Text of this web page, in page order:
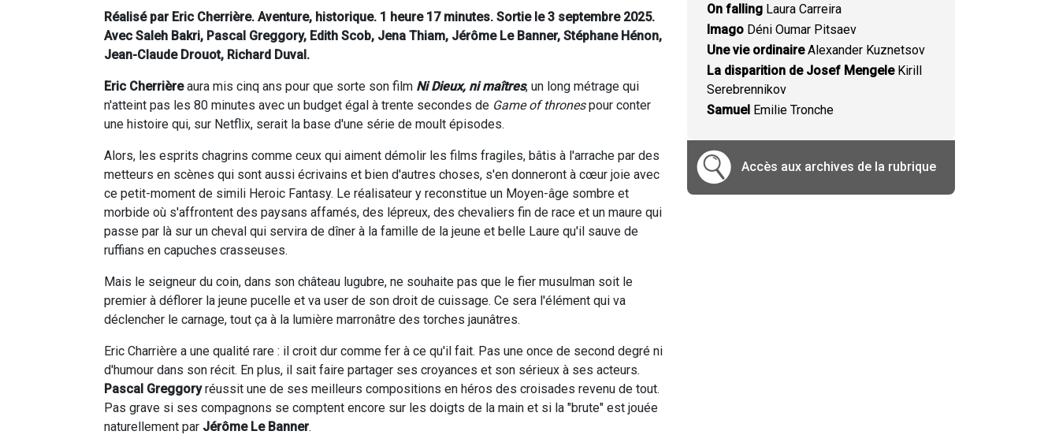
Réalisé par Eric Cherrière. Aventure, historique. 1 heure 17 minutes. Sortie le 3 septembre 2025.
Avec Saleh Bakri, Pascal Greggory, Edith Scob, Jena Thiam, Jérôme Le Banner, Stéphane Hénon,
Jean-Claude Drouot, Richard Duval.
Eric Cherrièreaura mis cinq ans pour que sorte son film Ni Dieux, ni maîtres, un long métrage qui
n'atteint pas les 80 minutes avec un budget égal à trente secondes de Game of thronespour conter
une histoire qui, sur Netflix, serait la base d'une série de moult épisodes.
Alors, les esprits chagrins comme ceux qui aiment démolir les films fragiles, bâtis à l'arrache par des
metteurs en scènes qui sont aussi écrivains et bien d'autres choses, s'en donneront à cœur joie avec
ce petit-moment de simili Heroic Fantasy. Le réalisateur y reconstitue un Moyen-âge sombre et
morbide où s'affrontent des paysans affamés, des lépreux, des chevaliers fin de race et un maure qui
passe par là sur un cheval qui servira de dîner à la famille de la jeune et belle Laure qu'il sauve de
ruffians en capuches crasseuses.
Mais le seigneur du coin, dans son château lugubre, ne souhaite pas que le fier musulman soit le
premier à déflorer la jeune pucelle et va user de son droit de cuissage. Ce sera l'élément qui va
déclencher le carnage, tout ça à la lumière marronâtre des torches jaunâtres.
Eric Charrière a une qualité rare : il croit dur comme fer à ce qu'il fait. Pas une once de second degré ni
d'humour dans son récit. En plus, il sait faire partager ses croyances et son sérieux à ses acteurs.
Pascal Greggoryréussit une de ses meilleurs compositions en héros des croisades revenu de tout.
Pas grave si ses compagnons se comptent encore sur les doigts de la main et si la "brute" est jouée
naturellement par Jérôme Le Banner.
On falling Laura Carreira
Imago Déni Oumar Pitsaev
Une vie ordinaireAlexander Kuznetsov
La disparition de Josef MengeleKirill
Serebrennikov
Samuel Emilie Tronche
Accès aux archives de la rubrique